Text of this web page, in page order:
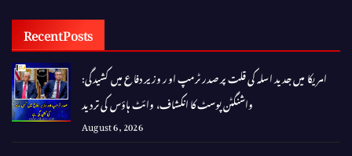
Recent Posts
امریکا میں جدید اسلہ کی قلت پر صدر ٹرمپ اور وزیر دفاع میں کشیدگی:
واشنگٹن پوسٹ کا انکشاف، وائٹ ہاؤس کی تردید
August 6, 2026